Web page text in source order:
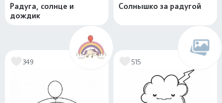
Радуга, солнце и
дождик
Солнышко за радугой
349 515